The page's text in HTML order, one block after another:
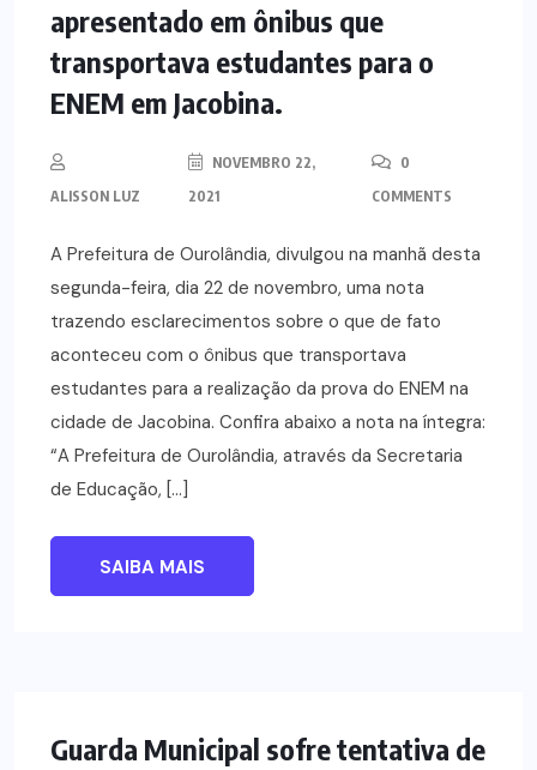
apresentado em ônibus que
transportava estudantes para o
ENEM em Jacobina.
ALISSON LUZ
NOVEMBRO 22,
2021
0
COMMENTS
A Prefeitura de Ourolândia, divulgou na manhã desta
segunda-feira, dia 22 de novembro, uma nota
trazendo esclarecimentos sobre o que de fato
aconteceu com o ônibus que transportava
estudantes para a realização da prova do ENEM na
cidade de Jacobina. Confira abaixo a nota na íntegra:
“A Prefeitura de Ourolândia, através da Secretaria
de Educação, […]
SAIBA MAIS
POLÍCIA
Guarda Municipal sofre tentativa de